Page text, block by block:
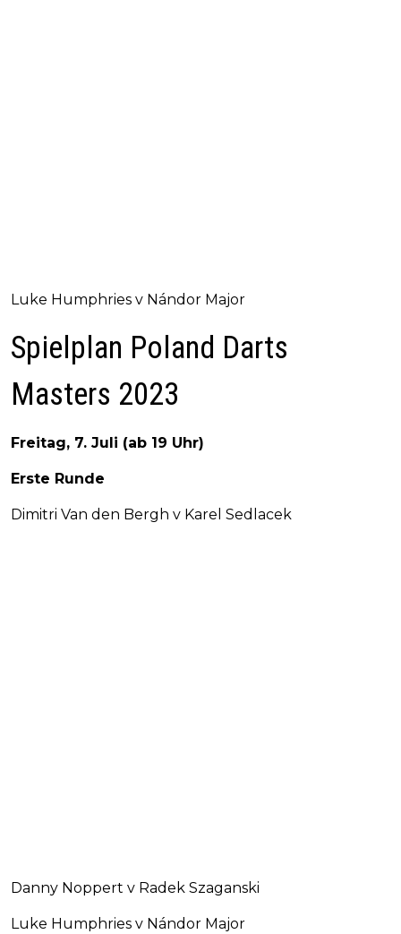
Luke Humphries v Nándor Major
Spielplan Poland Darts
Masters 2023
Freitag, 7. Juli (ab 19 Uhr)
Erste Runde
Dimitri Van den Bergh v Karel Sedlacek
Danny Noppert v Radek Szaganski
Luke Humphries v Nándor Major